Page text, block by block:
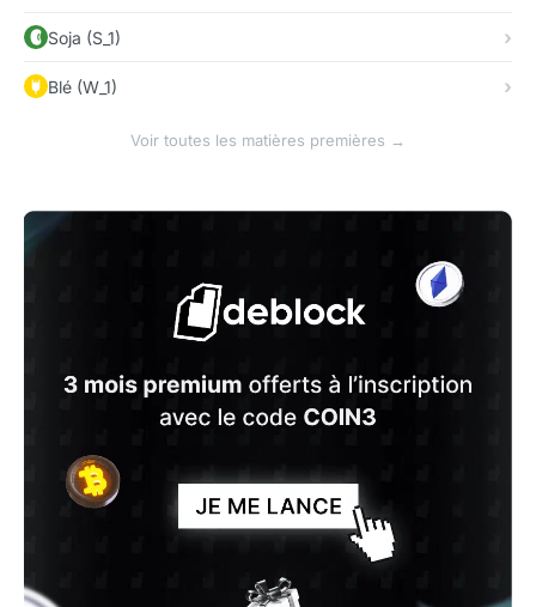
Soja (S_1)
Blé (W_1)
Voir toutes les matières premières →